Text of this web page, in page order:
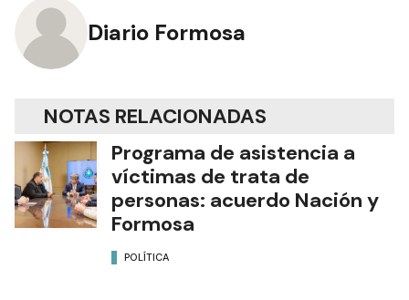
Diario Formosa
NOTAS RELACIONADAS
Programa de asistencia a
víctimas de trata de
personas: acuerdo Nación y
Formosa
POLÍTICA